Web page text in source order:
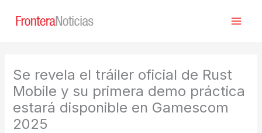
Se revela el tráiler oficial de Rust
Mobile y su primera demo práctica
estará disponible en Gamescom
2025